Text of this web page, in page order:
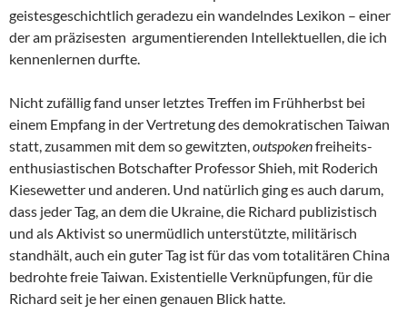
geistesgeschichtlich geradezu ein wandelndes Lexikon – einer
der am präzisesten argumentierenden Intellektuellen, die ich
kennenlernen durfte.
Nicht zufällig fand unser letztes Treffen im Frühherbst bei
einem Empfang in der Vertretung des demokratischen Taiwan
statt, zusammen mit dem so gewitzten,outspokenfreiheits-
enthusiastischen Botschafter Professor Shieh, mit Roderich
Kiesewetter und anderen. Und natürlich ging es auch darum,
dass jeder Tag, an dem die Ukraine, die Richard publizistisch
und als Aktivist so unermüdlich unterstützte, militärisch
standhält, auch ein guter Tag ist für das vom totalitären China
bedrohte freie Taiwan. Existentielle Verknüpfungen, für die
Richard seit je her einen genauen Blick hatte.